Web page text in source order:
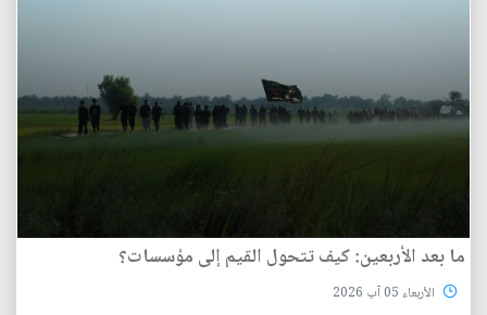
ما بعد الأربعين: كيف تتحول القيم إلى مؤسسات؟
الأربعاء 05 آب 2026